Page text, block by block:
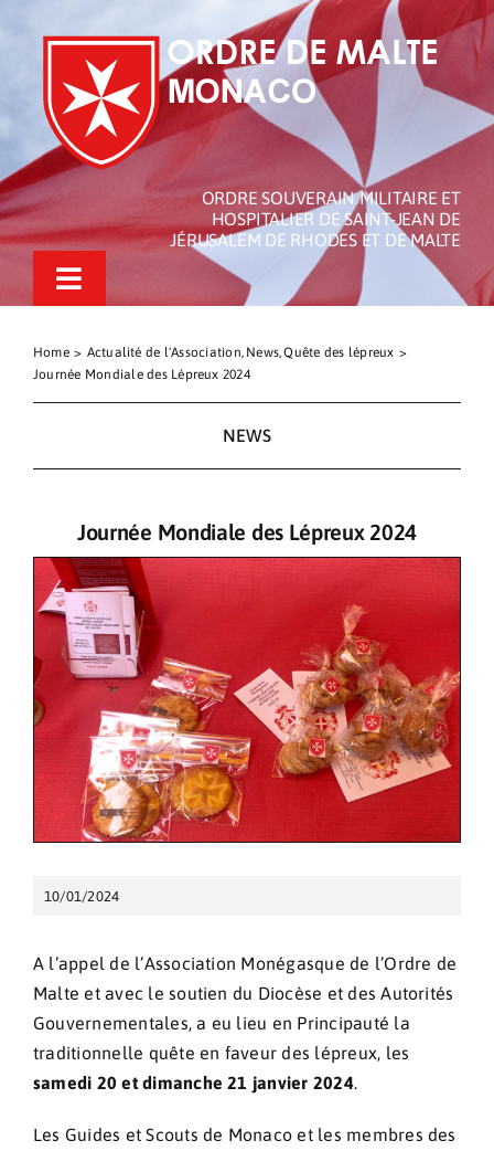
ORDRE SOUVERAIN MILITAIRE ET
HOSPITALIER DE SAINT-JEAN DE
JÉRUSALEM DE RHODES ET DE MALTE
Toggle
L’Ordre de Malte
Pèlerinages
Contact
Home Actualité de l'Association News Quête des lépreux
Journée Mondiale des Lépreux 2024
NEWS
Journée Mondiale des Lépreux 2024
10/01/2024
A l’appel de l’Association Monégasque de l’Ordre de
Malte et avec le soutien du Diocèse et des Autorités
Gouvernementales, a eu lieu en Principauté la
traditionnelle quête en faveur des lépreux, les
samedi 20 et dimanche 21 janvier 2024.
Les Guides et Scouts de Monaco et les membres des